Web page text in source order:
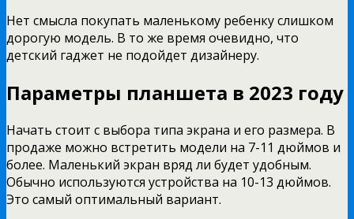
Нет смысла покупать маленькому ребенку слишком
дорогую модель. В то же время очевидно, что
детский гаджет не подойдет дизайнеру.
Параметры планшета в 2023 году
Начать стоит с выбора типа экрана и его размера. В
продаже можно встретить модели на 7-11 дюймов и
более. Маленький экран вряд ли будет удобным.
Обычно используются устройства на 10-13 дюймов.
Это самый оптимальный вариант.